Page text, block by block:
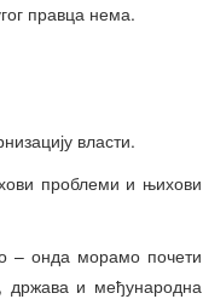
правца нема.
власти.
проблеми и њихови
– онда морамо почети
држава и међународна